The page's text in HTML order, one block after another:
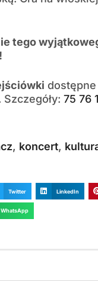
tego
75 76
, koncert,
Twitter LinkedIn
WhatsApp